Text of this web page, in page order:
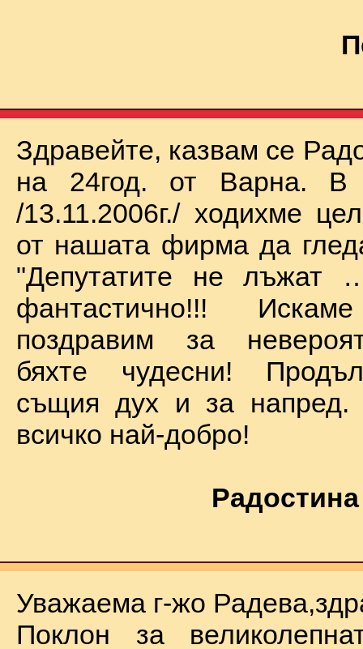
Здравейте, казвам се
на 24год. от Варна. В
/13.11.2006г./ ходихме
от нашата фирма да
"Депутатите не
фантастично!!!
поздравим за
бяхте чудесни!
същия дух и за
всичко най-добро!
Уважаема г-жо
Поклон за